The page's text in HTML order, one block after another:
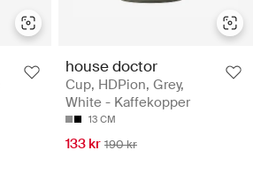
house doctor
Cup, HDPion, Grey,
White - Kaffekopper
13 CM
133 kr 190 kr